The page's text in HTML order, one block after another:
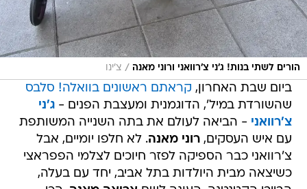
הורים לשתי בנות! ג'ני צ'רוואני ורוני מאנה / צ'ינו
ביום שבת האחרון, קראתם ראשונים בוואלה! סלבס
שהשורדת במיל', הדוגמנית ומעצבת הפנים -ג'ני
צ'רוואני - הביאה לעולם את בתה השנייה המשותפת
עם איש העסקים,רוני מאנה. לא חלפו יומיים, אבל
צ'רוואני כבר הספיקה לפזר חיוכים לצלמי הפפראצי
כשיצאה מבית היולדות בתל אביב, יחד עם בעלה,